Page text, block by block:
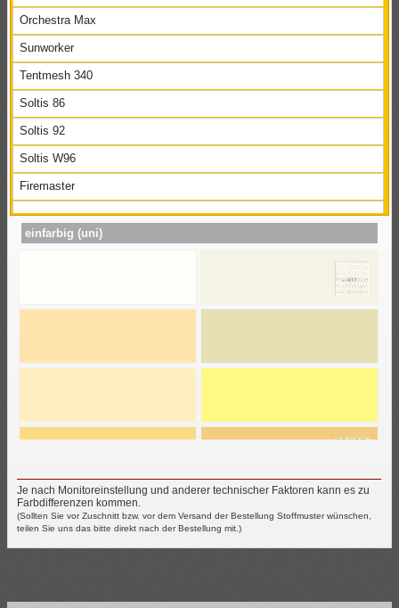
Orchestra Max
Sunworker
Tentmesh 340
Soltis 86
Soltis 92
Soltis W96
Firemaster
einfarbig (uni)
Je nach Monitoreinstellung und anderer technischer Faktoren kann es zu
Farbdifferenzen kommen.
(Sollten Sie vor Zuschnitt bzw. vor dem Versand der Bestellung Stoffmuster wünschen,
teilen Sie uns das bitte direkt nach der Bestellung mit.)